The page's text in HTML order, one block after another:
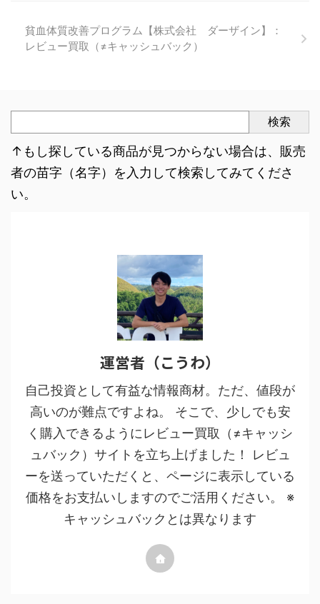
貧血体質改善プログラム【株式会社 ダーザイン】：
レビュー買取（≠キャッシュバック）
検索
↑もし探している商品が見つからない場合は、販売
者の苗字（名字）を入力して検索してみてくださ
い。
運営者（こうわ）
自己投資として有益な情報商材。ただ、値段が
高いのが難点ですよね。 そこで、少しでも安
く購入できるようにレビュー買取（≠キャッシ
ュバック）サイトを立ち上げました！ レビュ
ーを送っていただくと、ページに表示している
価格をお支払いしますのでご活用ください。 ※
キャッシュバックとは異なります